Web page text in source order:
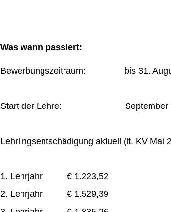
Was wann passiert:
Bewerbungszeitraum: bis 31.
Start der Lehre: September /
Lehrlingsentschädigung aktuell (lt. KV Mai
1. Lehrjahr € 1.223,52
2. Lehrjahr € 1.529,39